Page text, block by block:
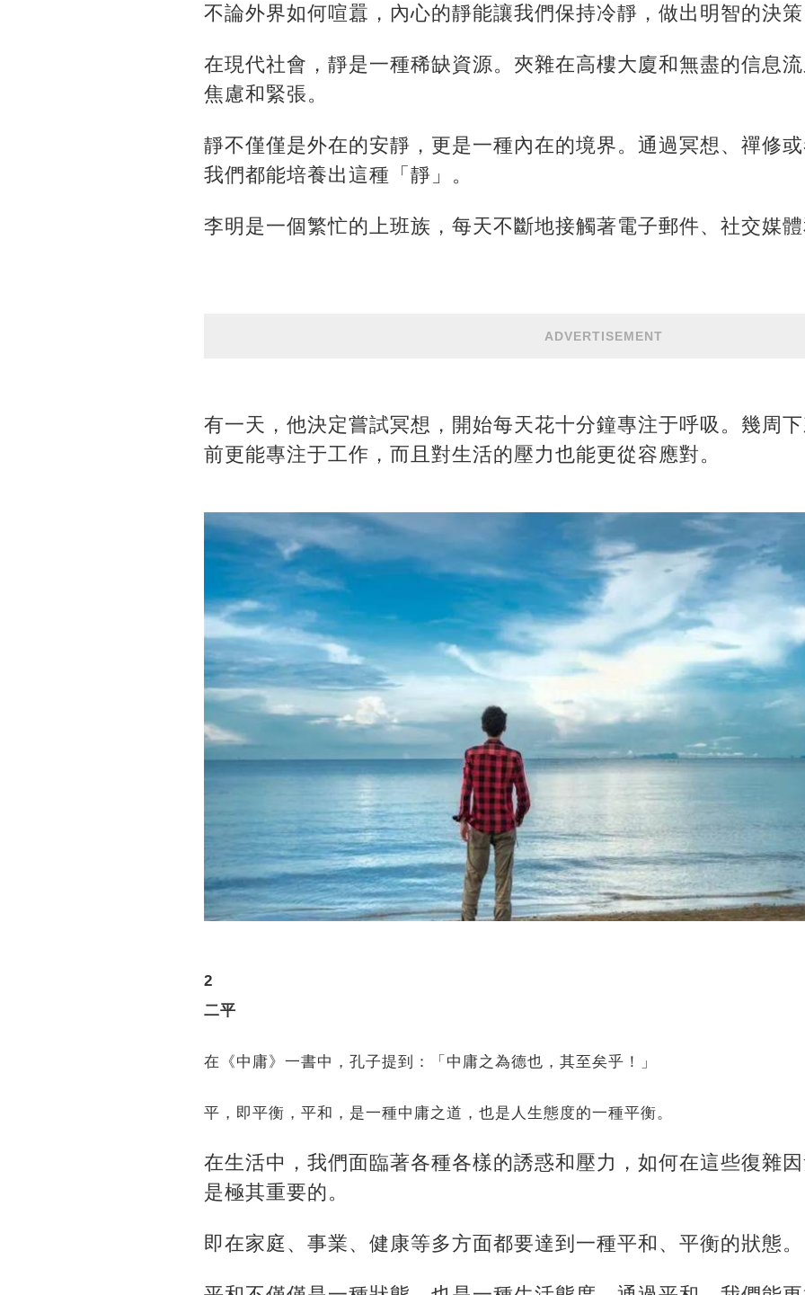
不論外界如何喧囂，內心的靜能讓我們保持冷靜，做出明智的決
在現代社會，靜是一種稀缺資源。夾雜在高樓大廈和無盡的信息
焦慮和緊張。
靜不僅僅是外在的安靜，更是一種內在的境界。通過冥想、禪修
我們都能培養出這種「靜」。
李明是一個繁忙的上班族，每天不斷地接觸著電子郵件、社交媒
ADVERTISEMENT
有一天，他決定嘗試冥想，開始每天花十分鐘專注于呼吸。幾周
前更能專注于工作，而且對生活的壓力也能更從容應對。
2
二平
在《中庸》一書中，孔子提到：「中庸之為德也，其至矣乎！」
平，即平衡，平和，是一種中庸之道，也是人生態度的一種平衡。
在生活中，我們面臨著各種各樣的誘惑和壓力，如何在這些復雜
是極其重要的。
即在家庭、事業、健康等多方面都要達到一種平和、平衡的狀態。